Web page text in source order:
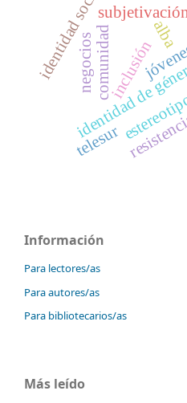
identidad de
inclusión
comunidad
subjetivación
identidad social
negocios alba
telesur
Información
Para lectores/as
Para autores/as
Para bibliotecarios/as
Más leído